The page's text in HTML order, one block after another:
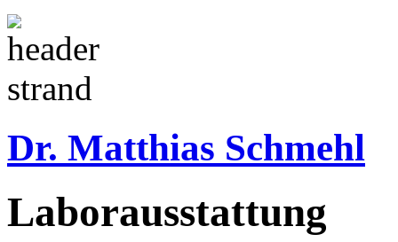
Dr. Matthias Schmehl
Laborausstattung